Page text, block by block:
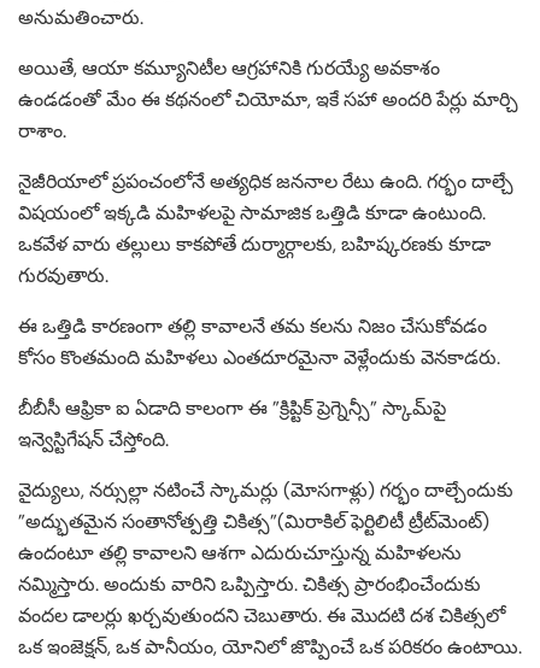
అనుమతించారు.
అయితే, ఆయా కమ్యూనిటీల ఆగ్రహానికి గురయ్యే అవకాశం
ఉండడంతో మేం ఈ కథనంలో చియోమా, ఇకే సహా అందరి పేర్లు మార్చి
రాశాం.
నైజీరియాలో ప్రపంచంలోనే అత్యధిక జననాల రేటు ఉంది. గర్భం దాల్చే
విషయంలో ఇక్కడి మహిళలపై సామాజిక ఒత్తిడి కూడా ఉంటుంది.
ఒకవేళ వారు తల్లులు కాకపోతే దుర్మార్గాలకు, బహిష్కరణకు కూడా
గురవుతారు.
ఈ ఒత్తిడి కారణంగా తల్లి కావాలనే తమ కలను నిజం చేసుకోవడం
కోసం కొంతమంది మహిళలు ఎంతదూరమైనా వెళ్లేందుకు వెనకాడరు.
బీబీసీ ఆఫ్రికా ఐ ఏడాది కాలంగా ఈ ”క్రిప్టిక్ ప్రెగ్నెన్సీ” స్కామ్‌పై
ఇన్వెస్టిగేషన్ చేస్తోంది.
వైద్యులు, నర్సుల్లా నటించే స్కామర్లు (మోసగాళ్లు) గర్భం దాల్చేందుకు
”అద్భుతమైన సంతానోత్పత్తి చికిత్స”(మిరాకిల్ ఫెర్టిలిటీ ట్రీట్‌మెంట్)
ఉందంటూ తల్లి కావాలని ఆశగా ఎదురుచూస్తున్న మహిళలను
నమ్మిస్తారు. అందుకు వారిని ఒప్పిస్తారు. చికిత్స ప్రారంభించేందుకు
వందల డాలర్లు ఖర్చవుతుందని చెబుతారు. ఈ మొదటి దశ చికిత్సలో
ఒక ఇంజెక్షన్, ఒక పానీయం, యోనిలో జొప్పించే ఒక పరికరం ఉంటాయి.